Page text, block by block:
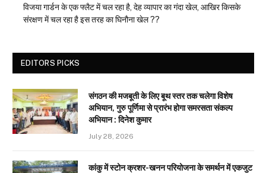
विजया गार्डन के एक फ्लैट में चल रहा है, देह व्यापार का गंदा खेल, आखिर किसके
संरक्षण में चल रहा है इस तरह का घिनौना खेल ??
EDITORS PICKS
संगठन की मजबूती के लिए बूथ स्तर तक चलेगा विशेष
अभियान, गुरु पूर्णिमा से प्रारंभ होगा समरसता संकल्प
अभियान : दिनेश कुमार
July 28, 2026
कांकु में स्टोन क्रशर-खनन परियोजना के समर्थन में एकजुट